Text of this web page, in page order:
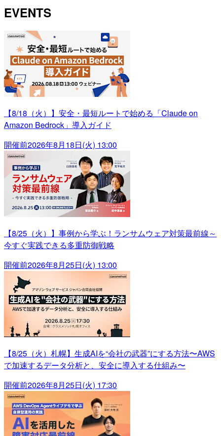
EVENTS
【8/18（火）】安全・最短ルートで始める「Claude on
Amazon Bedrock」導入ガイド
開催前2026年8月18日(火) 13:00
【8/25（火）】事例から学ぶ！ランサムウェア対策最前線～
今すぐ実践できる多重防御戦略
開催前2026年8月25日(火) 13:00
【8/25（火）札幌】生成AIを“会社の武器”にする方法〜AWS
で加速するデータ分析と、安全に導入する仕組み〜
開催前2026年8月25日(火) 17:30